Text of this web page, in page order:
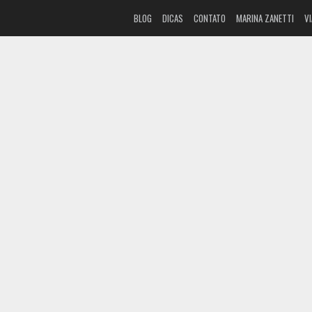
BLOG DICAS CONTATO MARINA ZANETTI